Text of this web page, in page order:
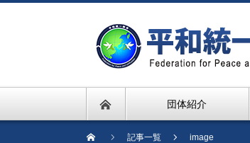
団体紹介
記事一覧 image